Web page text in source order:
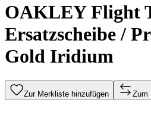
OAKLEY Flight
Ersatzscheibe /
Gold Iridium
Zur Merkliste hinzufügen Zum